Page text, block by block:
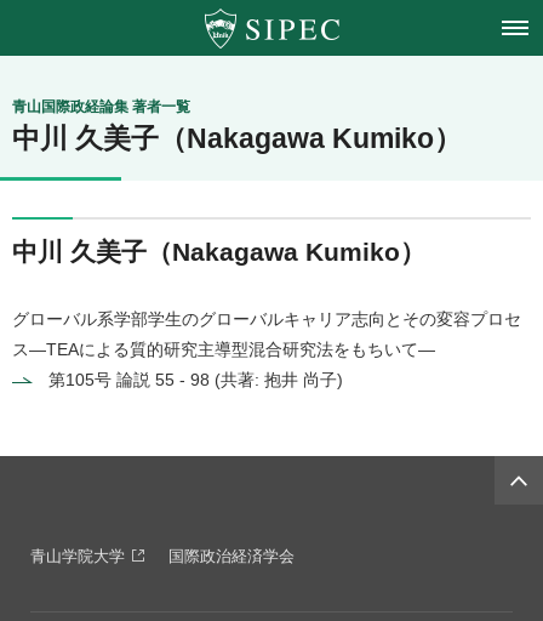
青山学院大学
国際政治経済学会
青山国際政経論集 著者一覧
中川 久美子（Nakagawa Kumiko）
中川 久美子（Nakagawa Kumiko）
グローバル系学部学生のグローバルキャリア志向とその変容プロセ
ス―TEAによる質的研究主導型混合研究法をもちいて―
第105号 論説 55 - 98 (共著: 抱井 尚子)
青山学院大学 国際政治経済学会